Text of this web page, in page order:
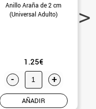
Anillo Araña de 2 cm
(Universal Adulto)
1.25€
- +
AÑADIR